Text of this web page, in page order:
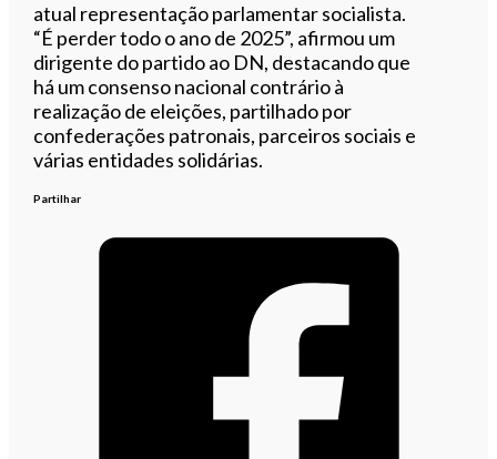
atual representação parlamentar socialista.
“É perder todo o ano de 2025”, afirmou um
dirigente do partido ao DN, destacando que
há um consenso nacional contrário à
realização de eleições, partilhado por
confederações patronais, parceiros sociais e
várias entidades solidárias.
Partilhar